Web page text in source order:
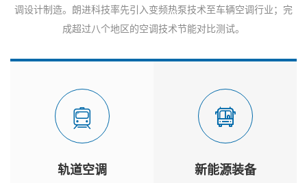
调设计制造。朗进科技率先引入变频热泵技术至车辆空调行业；完
成超过八个地区的空调技术节能对比测试。
轨道空调 新能源装备